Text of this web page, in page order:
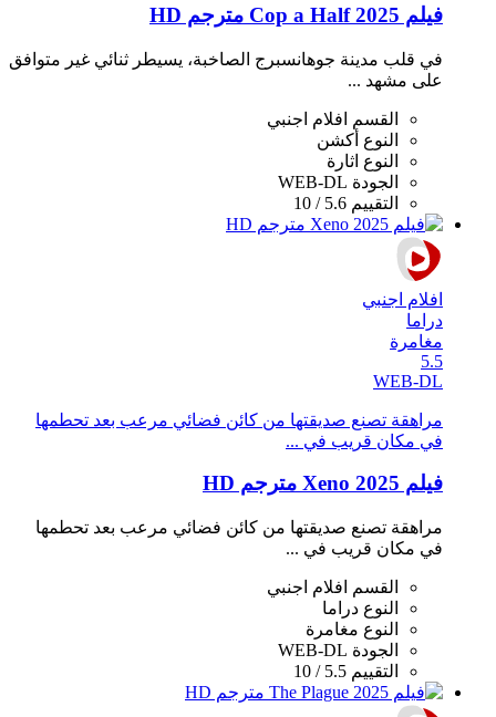
فيلم Cop a Half 2025 مترجم HD
في قلب مدينة جوهانسبرج الصاخبة، يسيطر ثنائي غير متوافق
على مشهد ...
القسم
افلام اجنبي
النوع أكشن
النوع اثارة
الجودة WEB-DL
التقييم 5.6 / 10
افلام اجنبي
دراما
مغامرة
5.5
WEB-DL
مراهقة تصنع صديقتها من كائن فضائي مرعب بعد تحطمها
في مكان قريب في ...
فيلم Xeno 2025 مترجم HD
مراهقة تصنع صديقتها من كائن فضائي مرعب بعد تحطمها
في مكان قريب في ...
القسم
افلام اجنبي
النوع دراما
النوع مغامرة
الجودة WEB-DL
التقييم 5.5 / 10